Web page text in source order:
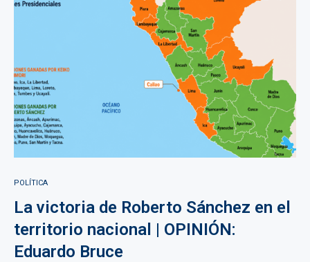
POLÍTICA
La victoria de Roberto Sánchez en el
territorio nacional | OPINIÓN:
Eduardo Bruce